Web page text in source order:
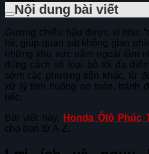
Nội dung bài viết
Gương chiếu hậu được ví như
lái, giúp quan sát không gian
những khu vực nằm ngoài tầm
đúng cách sẽ loại bỏ tối đa
sớm các phương tiện khác, từ
xử lý tình huống an toàn, tránh
tiếc.
Bài viết này, Honda Ôtô Phúc
cho bạn từ A-Z.